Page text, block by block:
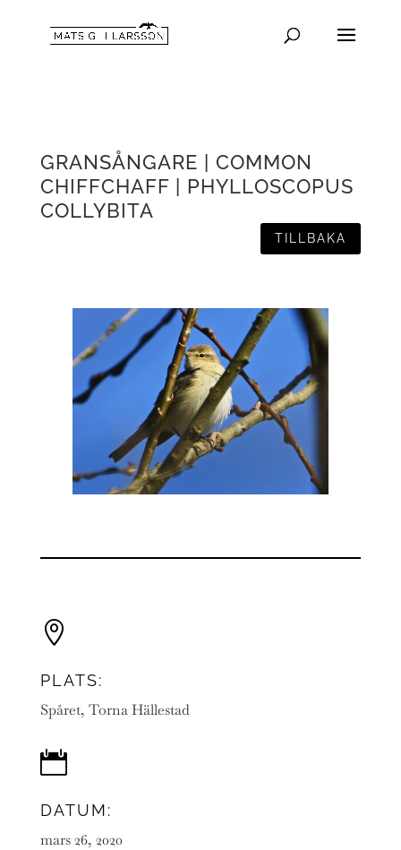
GRANSÅNGARE | COMMON
CHIFFCHAFF | PHYLLOSCOPUS
COLLYBITA
TILLBAKA

PLATS:
Spåret, Torna Hällestad

DATUM:
mars 26, 2020